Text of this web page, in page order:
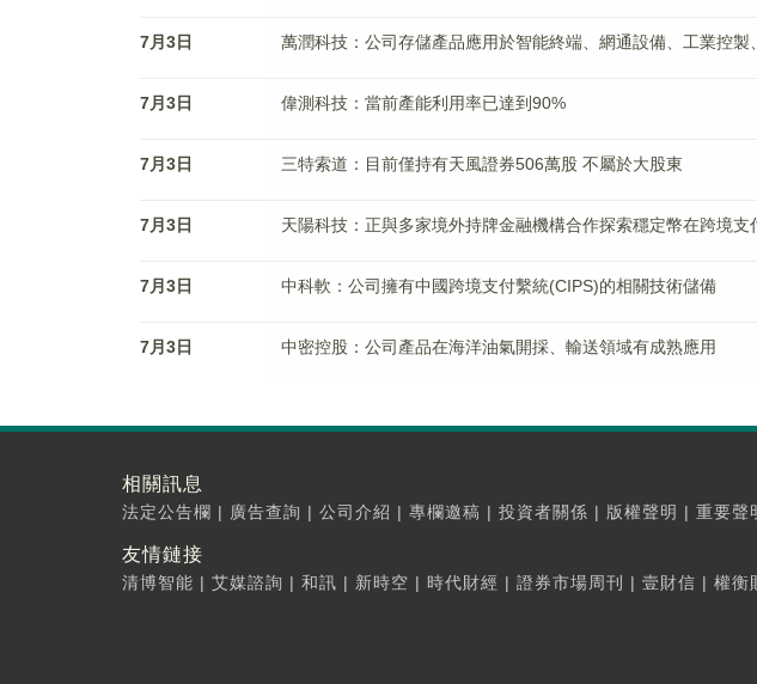
7月3日 萬潤科技：公司存儲產品應用於智能終端、網通設備、工業控
7月3日 偉測科技：當前產能利用率已達到90%
7月3日 三特索道：目前僅持有天風證券506萬股 不屬於大股東
7月3日 天陽科技：正與多家境外持牌金融機構合作探索穩定幣在跨境支
7月3日 中科軟：公司擁有中國跨境支付繫統(CIPS)的相關技術儲備
7月3日 中密控股：公司產品在海洋油氣開採、輸送領域有成熟應用
相關訊息
法定公告欄 | 廣告查詢 | 公司介紹 | 專欄邀稿 | 投資者關係 | 版權聲明 | 重要聲
友情鏈接
清博智能 | 艾媒諮詢 | 和訊 | 新時空 | 時代財經 | 證券市場周刊 | 壹財信 | 權衡